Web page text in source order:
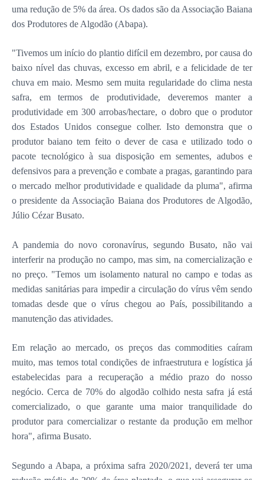
uma redução de 5% da área. Os dados são da Associação Baiana
dos Produtores de Algodão (Abapa).
"Tivemos um início do plantio difícil em dezembro, por causa do
baixo nível das chuvas, excesso em abril, e a felicidade de ter
chuva em maio. Mesmo sem muita regularidade do clima nesta
safra, em termos de produtividade, deveremos manter a
produtividade em 300 arrobas/hectare, o dobro que o produtor
dos Estados Unidos consegue colher. Isto demonstra que o
produtor baiano tem feito o dever de casa e utilizado todo o
pacote tecnológico à sua disposição em sementes, adubos e
defensivos para a prevenção e combate a pragas, garantindo para
o mercado melhor produtividade e qualidade da pluma", afirma
o presidente da Associação Baiana dos Produtores de Algodão,
Júlio Cézar Busato.
A pandemia do novo coronavírus, segundo Busato, não vai
interferir na produção no campo, mas sim, na comercialização e
no preço. "Temos um isolamento natural no campo e todas as
medidas sanitárias para impedir a circulação do vírus vêm sendo
tomadas desde que o vírus chegou ao País, possibilitando a
manutenção das atividades.
Em relação ao mercado, os preços das commodities caíram
muito, mas temos total condições de infraestrutura e logística já
estabelecidas para a recuperação a médio prazo do nosso
negócio. Cerca de 70% do algodão colhido nesta safra já está
comercializado, o que garante uma maior tranquilidade do
produtor para comercializar o restante da produção em melhor
hora", afirma Busato.
Segundo a Abapa, a próxima safra 2020/2021, deverá ter uma